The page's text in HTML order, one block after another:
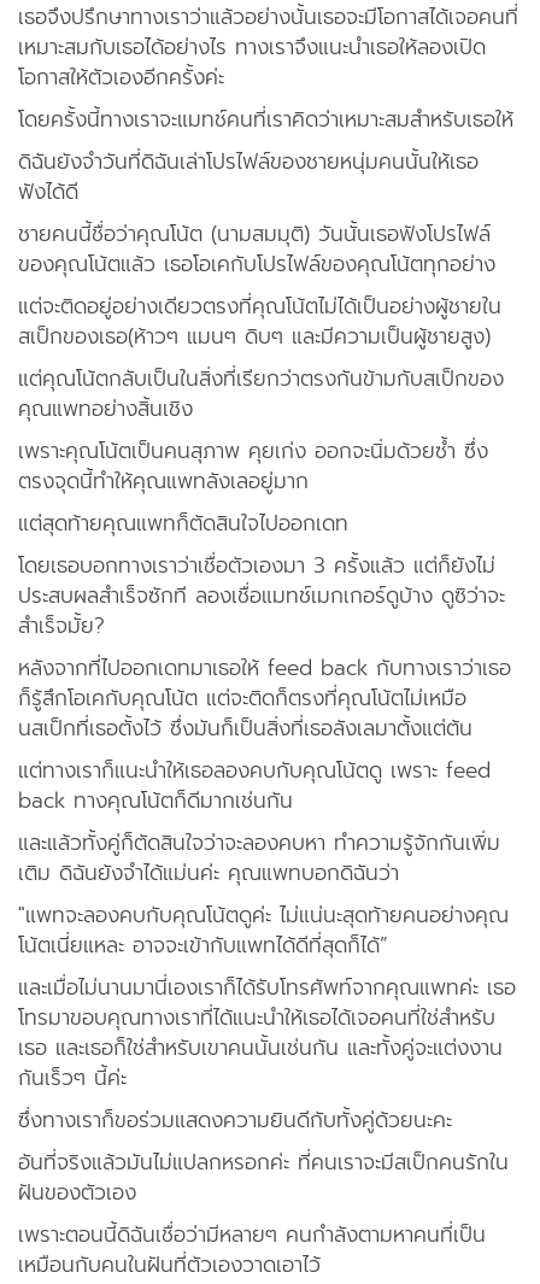
เธอจึงปรึกษาทางเราว่าแล้วอย่างนั้นเธอจะมีโอกาสได้เจอคนที่
เหมาะสมกับเธอได้อย่างไร ทางเราจึงแนะนำเธอให้ลองเปิด
โอกาสให้ตัวเองอีกครั้งค่ะ
โดยครั้งนี้ทางเราจะแมทช์คนที่เราคิดว่าเหมาะสมสำหรับเธอให้
ดิฉันยังจำวันที่ดิฉันเล่าโปรไฟล์ของชายหนุ่มคนนั้นให้เธอ
ฟังได้ดี
ชายคนนี้ชื่อว่าคุณโน้ต (นามสมมุติ) วันนั้นเธอฟังโปรไฟล์
ของคุณโน้ตแล้ว เธอโอเคกับโปรไฟล์ของคุณโน้ตทุกอย่าง
แต่จะติดอยู่อย่างเดียวตรงที่คุณโน้ตไม่ได้เป็นอย่างผู้ชายใน
สเป็กของเธอ(ห้าวๆ แมนๆ ดิบๆ และมีความเป็นผู้ชายสูง)
แต่คุณโน้ตกลับเป็นในสิ่งที่เรียกว่าตรงกันข้ามกับสเป็กของ
คุณแพทอย่างสิ้นเชิง
เพราะคุณโน้ตเป็นคนสุภาพ คุยเก่ง ออกจะนิ่มด้วยซ้ำ ซึ่ง
ตรงจุดนี้ทำให้คุณแพทลังเลอยู่มาก
แต่สุดท้ายคุณแพทก็ตัดสินใจไปออกเดท
โดยเธอบอกทางเราว่าเชื่อตัวเองมา 3 ครั้งแล้ว แต่ก็ยังไม่
ประสบผลสำเร็จซักที ลองเชื่อแมทช์เมกเกอร์ดูบ้าง ดูซิว่าจะ
สำเร็จมั้ย?
หลังจากที่ไปออกเดทมาเธอให้ feed back กับทางเราว่าเธอ
ก็รู้สึกโอเคกับคุณโน้ต แต่จะติดก็ตรงที่คุณโน้ตไม่เหมือ
นสเป็กที่เธอตั้งไว้ ซึ่งมันก็เป็นสิ่งที่เธอลังเลมาตั้งแต่ต้น
แต่ทางเราก็แนะนำให้เธอลองคบกับคุณโน้ตดู เพราะ feed
back ทางคุณโน้ตก็ดีมากเช่นกัน
และแล้วทั้งคู่ก็ตัดสินใจว่าจะลองคบหา ทำความรู้จักกันเพิ่ม
เติม ดิฉันยังจำได้แม่นค่ะ คุณแพทบอกดิฉันว่า
"แพทจะลองคบกับคุณโน้ตดูค่ะ ไม่แน่นะสุดท้ายคนอย่างคุณ
โน้ตเนี่ยแหละ อาจจะเข้ากับแพทได้ดีที่สุดก็ได้”
และเมื่อไม่นานมานี่เองเราก็ได้รับโทรศัพท์จากคุณแพทค่ะ เธอ
โทรมาขอบคุณทางเราที่ได้แนะนำให้เธอได้เจอคนที่ใช่สำหรับ
เธอ และเธอก็ใช่สำหรับเขาคนนั้นเช่นกัน และทั้งคู่จะแต่งงาน
กันเร็วๆ นี้ค่ะ
ซึ่งทางเราก็ขอร่วมแสดงความยินดีกับทั้งคู่ด้วยนะคะ
อันที่จริงแล้วมันไม่แปลกหรอกค่ะ ที่คนเราจะมีสเป็กคนรักใน
ฝันของตัวเอง
เพราะตอนนี้ดิฉันเชื่อว่ามีหลายๆ คนกำลังตามหาคนที่เป็น
เหมือนกับคนในฝันที่ตัวเองวาดเอาไว้